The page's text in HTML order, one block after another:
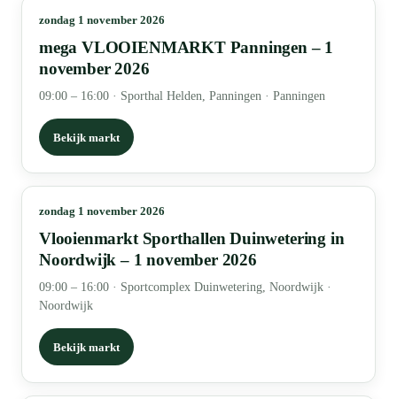
zondag 1 november 2026
mega VLOOIENMARKT Panningen – 1
november 2026
09:00 – 16:00 · Sporthal Helden, Panningen · Panningen
Bekijk markt
zondag 1 november 2026
Vlooienmarkt Sporthallen Duinwetering in
Noordwijk – 1 november 2026
09:00 – 16:00 · Sportcomplex Duinwetering, Noordwijk ·
Noordwijk
Bekijk markt